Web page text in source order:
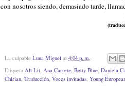
con nosotros siendo, demasiado tarde,
La culpable Luna Miguel at 4:04 p. m.
Etiqueta Alt Lit, Ana Carrete, Betty Blue, Daniela
Chirian, Traducción, Voces invitadas, Young